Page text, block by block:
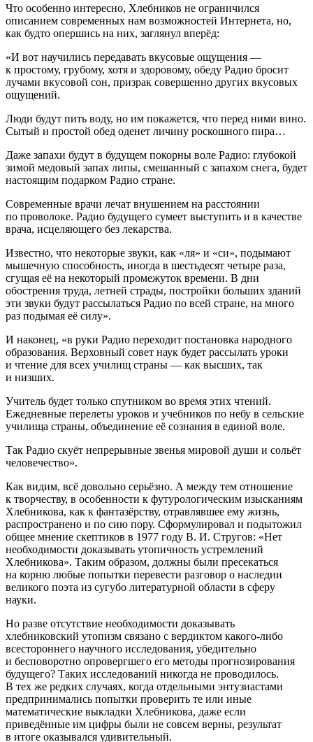
Что особенно интересно, Хлебников не ограничился
описанием современных нам возможностей Интернета, но,
как будто опершись на них, заглянул вперёд:
«И вот научились передавать вкусовые ощущения —
к простому, грубому, хотя и здоровому, обеду Радио бросит
лучами вкусовой сон, призрак совершенно других вкусовых
ощущений.
Люди будут пить воду, но им покажется, что перед ними вино.
Сытый и простой обед оденет личину роскошного пира…
Даже запахи будут в будущем покорны воле Радио: глубокой
зимой медовый запах липы, смешанный с запахом снега, будет
настоящим подарком Радио стране.
Современные врачи лечат внушением на расстоянии
по проволоке. Радио будущего сумеет выступить и в качестве
врача, исцеляющего без лекарства.
Известно, что некоторые звуки, как «ля» и «си», подымают
мышечную способность, иногда в шестьдесят четыре раза,
сгущая её на некоторый промежуток времени. В дни
обострения труда, летней страды, постройки больших зданий
эти звуки будут рассылаться Радио по всей стране, на много
раз подымая её силу».
И наконец, «в руки Радио переходит постановка народного
образования. Верховный совет наук будет рассылать уроки
и чтение для всех училищ страны — как высших, так
и низших.
Учитель будет только спутником во время этих чтений.
Ежедневные перелеты уроков и учебников по небу в сельские
училища страны, объединение её сознания в единой воле.
Так Радио скуёт непрерывные звенья мировой души и сольёт
человечество».
Как видим, всё довольно серьёзно. А между тем отношение
к творчеству, в особенности к футурологическим изысканиям
Хлебникова, как к фантазёрству, отравлявшее ему жизнь,
распространено и по сию пору. Сформулировал и подытожил
общее мнение скептиков в 1977 году В. И. Стругов: «Нет
необходимости доказывать утопичность устремлений
Хлебникова». Таким образом, должны были пресекаться
на корню любые попытки перевести разговор о наследии
великого поэта из сугубо литературной области в сферу
науки.
Но разве отсутствие необходимости доказывать
хлебниковский утопизм связано с вердиктом какого-либо
всестороннего научного исследования, убедительно
и бесповоротно опровергшего его методы прогнозирования
будущего? Таких исследований никогда не проводилось.
В тех же редких случаях, когда отдельными энтузиастами
предпринимались попытки проверить те или иные
математические выкладки Хлебникова, даже если
приведённые им цифры были не совсем верны, результат
в итоге оказывался удивительный.